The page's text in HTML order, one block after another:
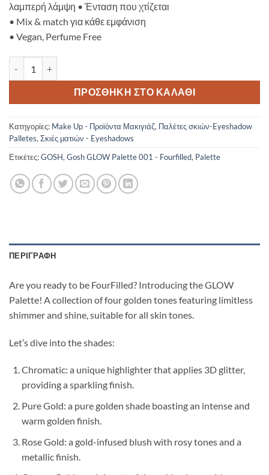
λαμπερή λάμψη • Ένταση που χτίζεται
• Mix & match για κάθε εμφάνιση
• Vegan, Perfume Free
ΠΡΟΣΘΉΚΗ ΣΤΟ ΚΑΛΆΘΙ
Κατηγορίες: Make Up - Προϊόντα Μακιγιάζ, Παλέτες σκιών-Eyeshadow
Palletes, Σκιές ματιών - Eyeshadows
Ετικέτες:GOSH, Gosh GLOW Palette 001 - Fourfilled, Palette
ΠΕΡΙΓΡΑΦΉ
Are you ready to be FourFilled? Introducing the GLOW
Palette! A collection of four golden tones featuring limitless
shimmer and shine, suitable for all skin tones.
Let’s dive into the shades:
Chromatic: a unique highlighter that applies 3D glitter,
providing a sparkling finish.
Pure Gold: a pure golden shade boasting an intense and
warm golden finish.
Rose Gold: a gold-infused blush with rosy tones and a
metallic finish.